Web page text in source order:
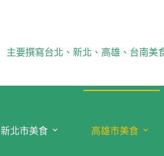
主要撰寫台北、新北、高雄、台南美
新北市美食 高雄市美食